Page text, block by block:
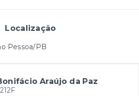
Localização
Pessoa/PB
Araújo da Paz